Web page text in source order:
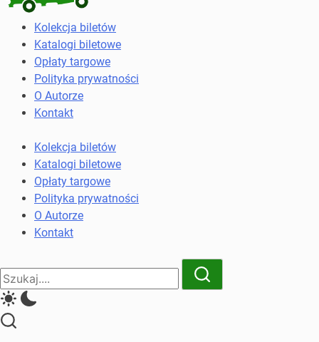
Kolekcja
biletów
komunikacji
miejskiej
kolejowych
Kolekcja biletów
Katalogi biletowe
Opłaty targowe
Polityka prywatności
O Autorze
Kontakt
Kolekcja biletów
Katalogi biletowe
Opłaty targowe
Polityka prywatności
O Autorze
Kontakt
Close
Search
Search